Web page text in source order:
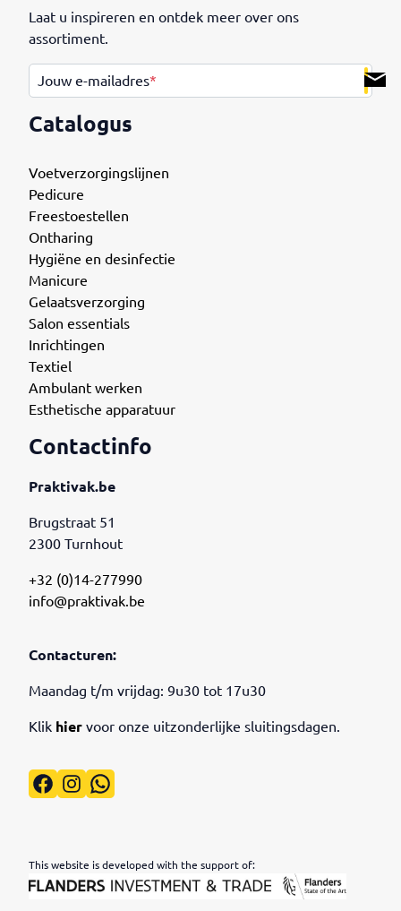
Contactinfo
Praktivak.be
Brugstraat 51
2300 Turnhout
+32 (0)14-277990
info@praktivak.be
Contacturen:
Maandag t/m vrijdag: 9u30 tot 17u30
Klik hier voor onze uitzonderlijke sluitingsdagen.
Facebook
Instagram
WhatsApp
This website is developed with the support of:
Catalogus
Voetverzorgingslijnen
Pedicure
Freestoestellen
Ontharing
Hygiëne en desinfectie
Manicure
Gelaatsverzorging
Salon essentials
Inrichtingen
Textiel
Ambulant werken
Esthetische apparatuur
Laat u inspireren en ontdek meer over ons
assortiment.
Jouw e-mailadres* .